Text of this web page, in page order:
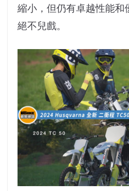
縮小，但仍有卓越性能和
絕不兒戲。